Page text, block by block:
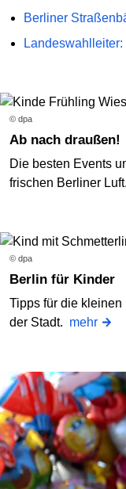
Berliner
© dpa
Ab nach draußen!
Die besten Events
frischen Berliner
© dpa
Berlin für Kinder
Tipps für die
der Stadt. mehr